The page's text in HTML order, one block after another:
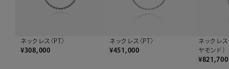
ネックレス〈PT〉
¥308,000
ネックレス〈PT〉
¥451,000
ネックレス
ヤモンド）
¥821,700